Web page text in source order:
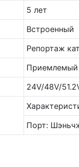
5 лет
Встроенный
Репортаж
Приемлемый
24V/48V/
Порт: